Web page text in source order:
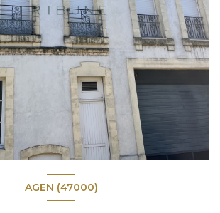
AGEN (47000)